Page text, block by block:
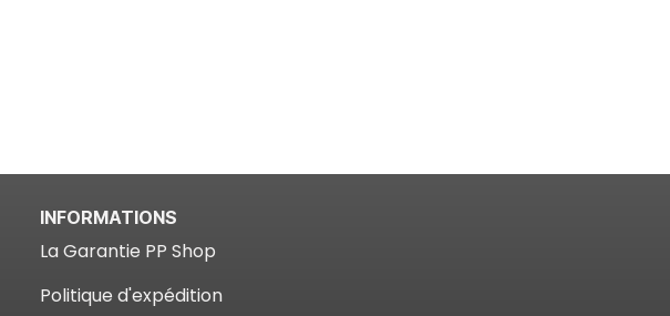
INFORMATIONS
La Garantie PP Shop​
Politique d'expédition